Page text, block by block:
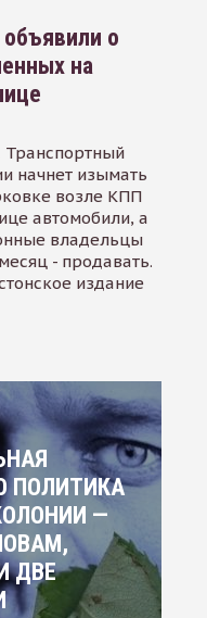
о
на
Транспортный
начнет изымать
возле КПП
автомобили, а
владельцы
- продавать.
издание
ПОЛИТИКА
—
ДВЕ